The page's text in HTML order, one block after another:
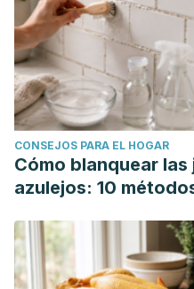
CONSEJOS PARA EL HOGAR
Cómo blanquear
azulejos: 10